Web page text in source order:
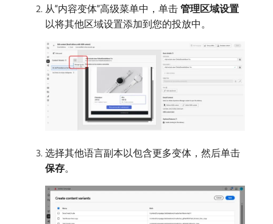
从“内容变体”高级菜单中，单击​ 管理区域设置
以将其他区域设置添加到您的投放中。
选择其他语言副本以包含更多变体，然后单击​
保存。